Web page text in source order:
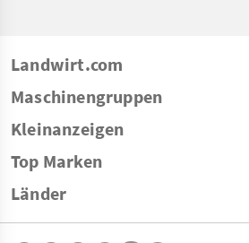
Landwirt.com
Maschinengruppen
Kleinanzeigen
Top Marken
Länder